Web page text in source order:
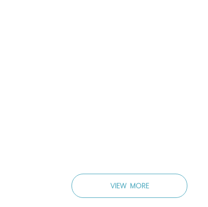
VIEW MORE